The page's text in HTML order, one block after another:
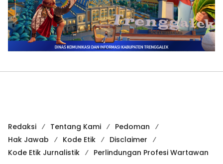
Redaksi Tentang Kami
Pedoman
Hak Jawab
Kode Etik
Disclaimer
Kode Etik Jurnalistik
Perlindungan Profesi Wartawan